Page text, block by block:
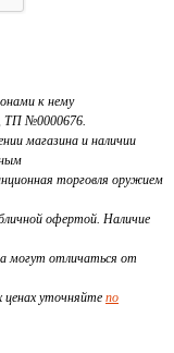
к нему
ТП №0000676.
магазина и наличии
торговля оружием
офертой. Наличие
могут отличаться от
ценах уточняйте по